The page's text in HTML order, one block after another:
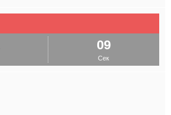
09
Сек